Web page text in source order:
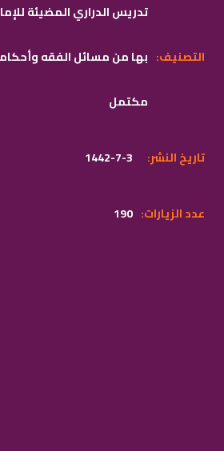
تدريس الدراري المضيئة
بها من مسائل الفقه
مكتمل
:التصنيف
1442-7-3 :تاريخ النشر
190 :عدد الزيارات